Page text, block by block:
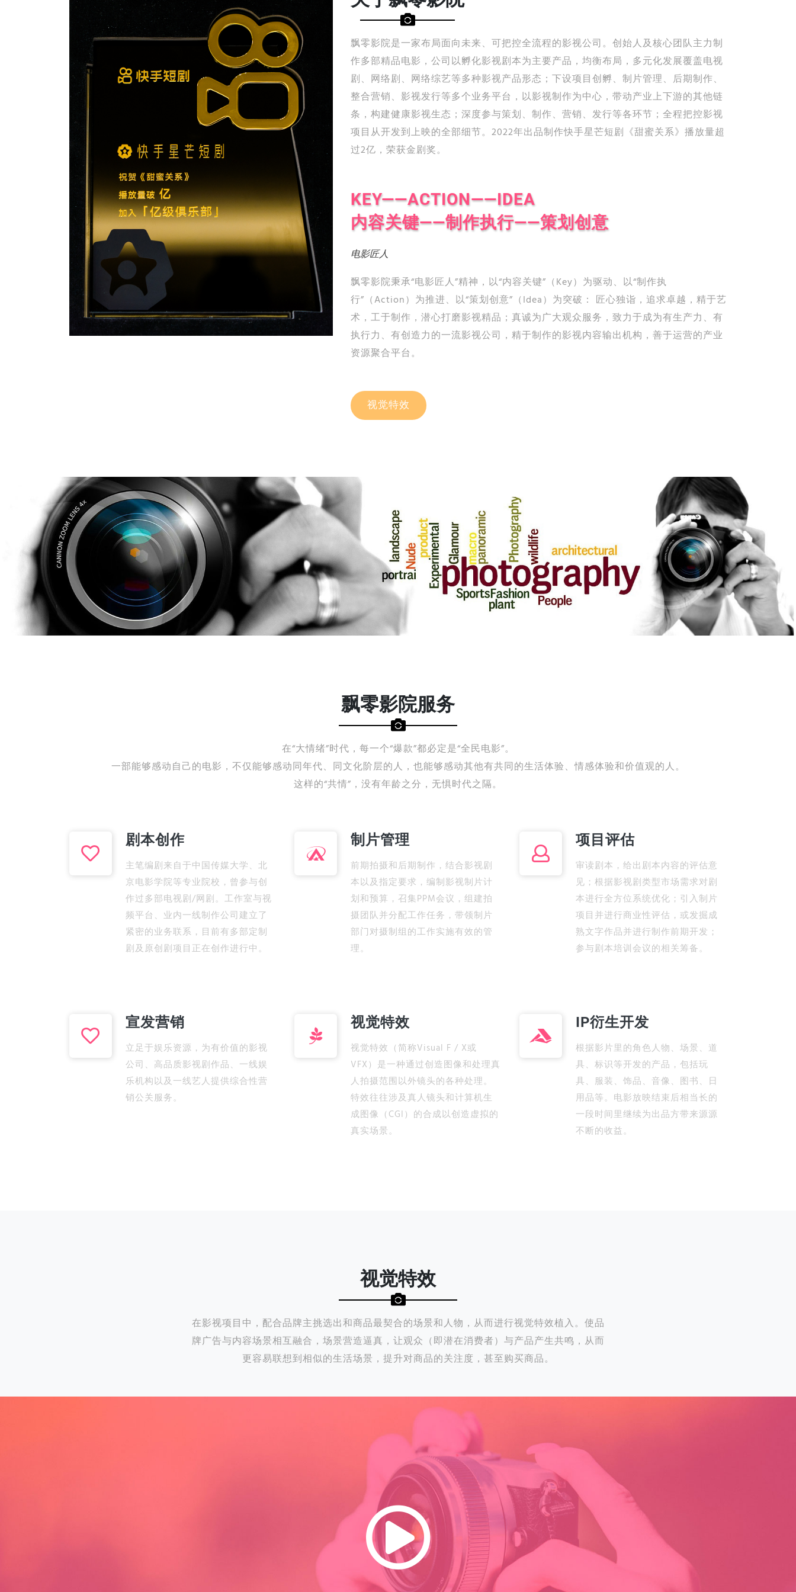
飘零影院是一家布局面向未来、可把控全流程的影视公司。创始人及核心团队主力制
作多部精品电影，公司以孵化影视剧本为主要产品，均衡布局，多元化发展覆盖电视
剧、网络剧、网络综艺等多种影视产品形态；下设项目创孵、制片管理、后期制作、
整合营销、影视发行等多个业务平台，以影视制作为中心，带动产业上下游的其他链
条，构建健康影视生态；深度参与策划、制作、营销、发行等各环节；全程把控影视
项目从开发到上映的全部细节。2022年出品制作快手星芒短剧《甜蜜关系》播放量超
过2亿，荣获金剧奖。
KEY——ACTION——IDEA
内容关键——制作执行——策划创意
电影匠人
飘零影院秉承“电影匠人”精神，以“内容关键”（Key）为驱动、以“制作执
行”（Action）为推进、以“策划创意”（Idea）为突破： 匠心独诣，追求卓越，精于艺
术，工于制作，潜心打磨影视精品；真诚为广大观众服务，致力于成为有生产力、有
执行力、有创造力的一流影视公司，精于制作的影视内容输出机构，善于运营的产业
资源聚合平台。
视觉特效
飘零影院服务
在“大情绪”时代，每一个“爆款”都必定是“全民电影”。
一部能够感动自己的电影，不仅能够感动同年代、同文化阶层的人，也能够感动其他有共同的生活体验、情感体验和价值观的人。
这样的“共情”，没有年龄之分，无惧时代之隔。
剧本创作
主笔编剧来自于中国传媒大学、北
京电影学院等专业院校，曾参与创
作过多部电视剧/网剧。工作室与视
频平台、业内一线制作公司建立了
紧密的业务联系，目前有多部定制
剧及原创剧项目正在创作进行中。
制片管理
前期拍摄和后期制作，结合影视剧
本以及指定要求，编制影视制片计
划和预算，召集PPM会议，组建拍
摄团队并分配工作任务，带领制片
部门对摄制组的工作实施有效的管
理。
项目评估
审读剧本，给出剧本内容的评估意
见；根据影视剧类型市场需求对剧
本进行全方位系统优化；引入制片
项目并进行商业性评估，或发掘成
熟文字作品并进行制作前期开发；
参与剧本培训会议的相关筹备。
宣发营销
立足于娱乐资源，为有价值的影视
公司、高品质影视剧作品、一线娱
乐机构以及一线艺人提供综合性营
销公关服务。
视觉特效
视觉特效（简称Visual F / X或
VFX）是一种通过创造图像和处理真
人拍摄范围以外镜头的各种处理。
特效往往涉及真人镜头和计算机生
成图像（CGI）的合成以创造虚拟的
真实场景。
IP衍生开发
根据影片里的角色人物、场景、道
具、标识等开发的产品，包括玩
具、服装、饰品、音像、图书、日
用品等。电影放映结束后相当长的
一段时间里继续为出品方带来源源
不断的收益。
视觉特效
在影视项目中，配合品牌主挑选出和商品最契合的场景和人物，从而进行视觉特效植入。使品
牌广告与内容场景相互融合，场景营造逼真，让观众（即潜在消费者）与产品产生共鸣，从而
更容易联想到相似的生活场景，提升对商品的关注度，甚至购买商品。